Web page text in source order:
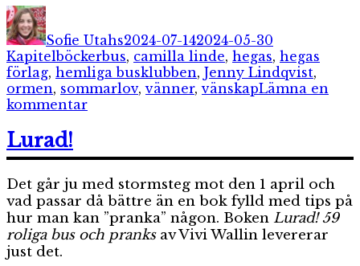
Författare
Sofie Utahs2024-07-142024-05-30
KapitelböckerEtiketter
bus, camilla linde, hegas, hegas
förlag, hemliga busklubben, Jenny Lindqvist,
ormen, sommarlov,vänner,vänskapLämna en
kommentartill
Lurad!
Det går ju med stormsteg mot den 1 april och
vad passar då bättre än en bok fylld med tips på
hur man kan ”pranka” någon. Boken Lurad! 59
roliga bus och pranksav Vivi Wallin levererar
just det.